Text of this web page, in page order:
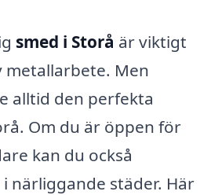
smed i Storå är viktigt
Men
alltid den perfekta
Om du är öppen för
kan du också
närliggande städer. Här